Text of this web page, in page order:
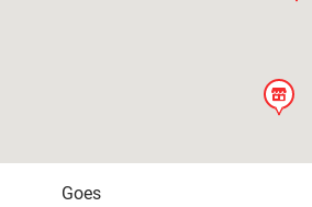
store
Goes